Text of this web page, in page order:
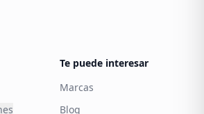
Te puede interesar
Marcas
Blog